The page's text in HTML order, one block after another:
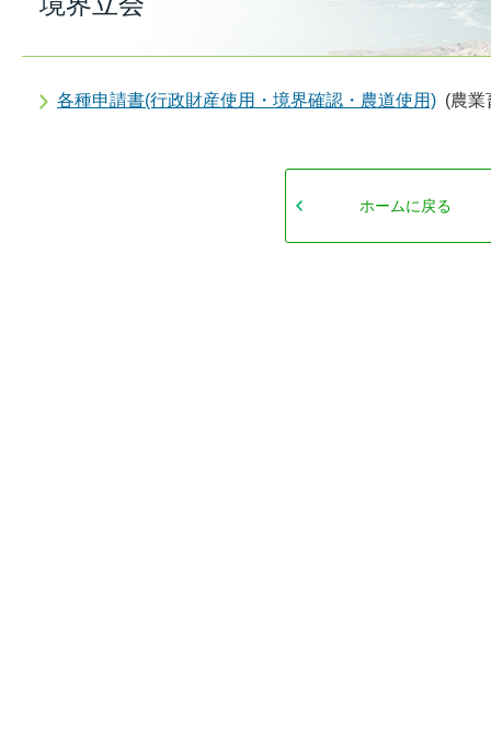
各種申請書(行政財産使用・境界確認・農道使用) (農業
ホームに戻る